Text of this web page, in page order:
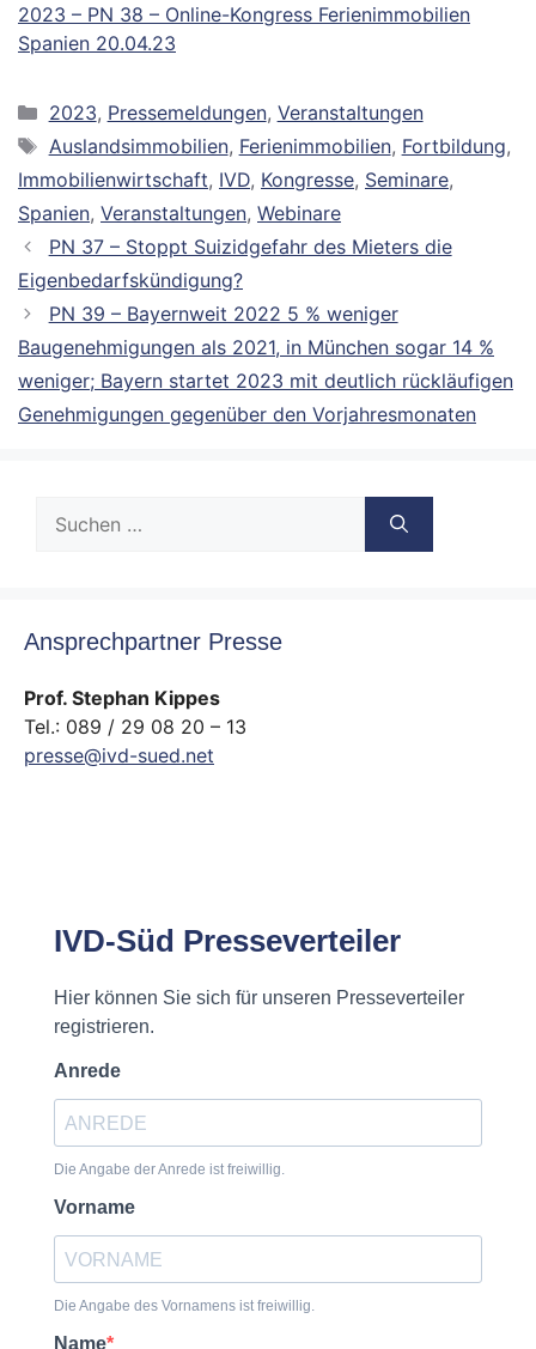
2023 – PN 38 – Online-Kongress Ferienimmobilien
Spanien 20.04.23
Kategorien
2023, Pressemeldungen, Veranstaltungen
Schlagwörter
Auslandsimmobilien, Ferienimmobilien, Fortbildung,
Immobilienwirtschaft, IVD, Kongresse, Seminare,
Spanien, Veranstaltungen, Webinare
PN 37 – Stoppt Suizidgefahr des Mieters die
Eigenbedarfskündigung?
PN 39 – Bayernweit 2022 5 % weniger
Baugenehmigungen als 2021, in München sogar 14 %
weniger; Bayern startet 2023 mit deutlich rückläufigen
Genehmigungen gegenüber den Vorjahresmonaten
nach:
Ansprechpartner Presse
Prof. Stephan Kippes
Tel.: 089 / 29 08 20 – 13
presse@ivd-sued.net